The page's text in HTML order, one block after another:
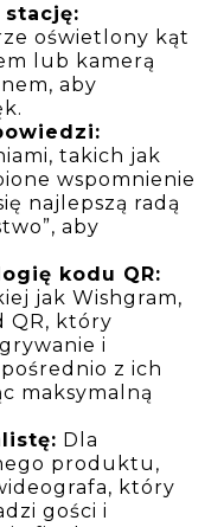
oświetlony kąt
lub kamerą
aby
takich jak
wspomnienie
najlepszą radą
aby
kodu QR:
jak Wishgram,
QR, który
i
z ich
maksymalną
Dla
produktu,
który
gości i